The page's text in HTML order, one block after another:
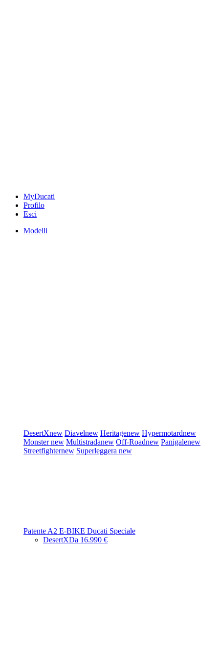
MyDucati
Profilo
Esci
Modelli
DesertXnew Diavelnew Heritagenew Hypermotardnew
Monsternew Multistradanew Off-Roadnew Panigalenew
Streetfighternew Superleggera new
Patente A2 E-BIKE Ducati Speciale
DesertXDa 16.990 €